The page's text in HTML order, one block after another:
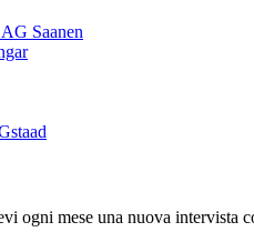
Saanen
ogni mese una nuova intervista